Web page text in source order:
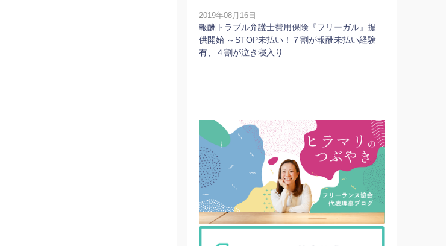
2019年08月16日
報酬トラブル弁護士費用保険『フリーガル』提
供開始 ～STOP未払い！７割が報酬未払い経験
有、４割が泣き寝入り